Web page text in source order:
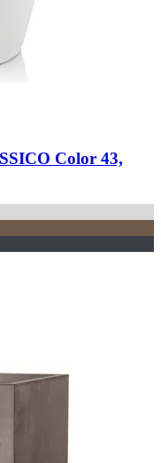
Color 43,